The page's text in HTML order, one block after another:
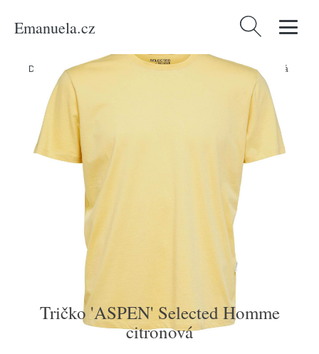
Emanuela.cz Vyhledávání
Domů Produkty Tričko 'ASPEN' Selected Homme citronová
Tričko 'ASPEN' Selected Homme
citronová